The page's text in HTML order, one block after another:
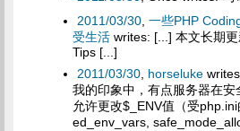
2011/03/30 ,一些PHP
受生活 writes: [...] 本文长期
Tips [...]
2011/03/30, horseluke
我的印象中，有点服务器在
允许更改$_ENV值（受
ed_env_vars,